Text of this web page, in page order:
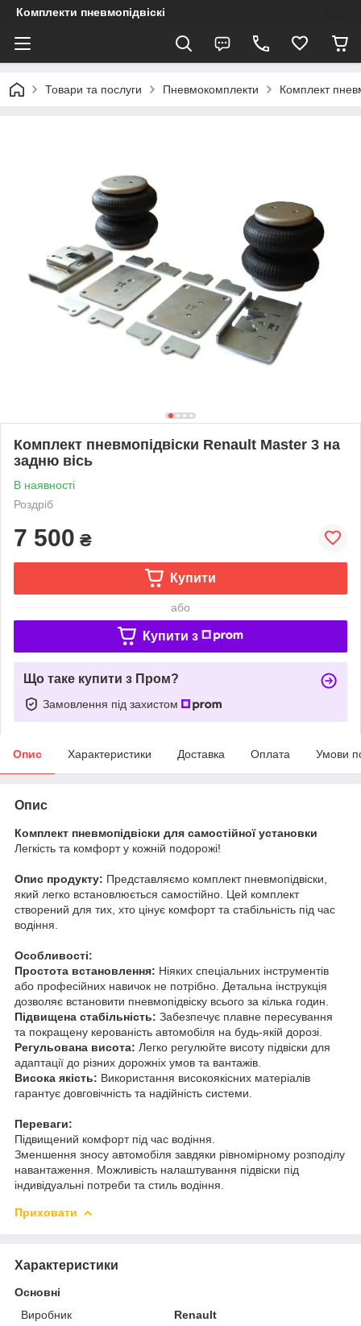
Комплекти пневмопідвіскі
Товари та послуги Пневмокомплекти Комплект
Комплект пневмопідвіски Renault Master 3 на
задню вісь
В наявності
Роздріб
7 500 ₴
Купити
або
Купити з
Що таке купити з Пром?
Замовлення під захистом
Опис Характеристики Доставка Оплата Умови
Опис
Комплект пневмопідвіски для самостійної установки
Легкість та комфорт у кожній подорожі!
Опис продукту: Представляємо комплект пневмопідвіски,
який легко встановлюється самостійно. Цей комплект
створений для тих, хто цінує комфорт та стабільність під час
водіння.
Особливості:
Простота встановлення: Ніяких спеціальних інструментів
або професійних навичок не потрібно. Детальна інструкція
дозволяє встановити пневмопідвіску всього за кілька годин.
Підвищена стабільність: Забезпечує плавне пересування
та покращену керованість автомобіля на будь-якій дорозі.
Регульована висота: Легко регулюйте висоту підвіски для
адаптації до різних дорожніх умов та вантажів.
Висока якість: Використання високоякісних матеріалів
гарантує довговічність та надійність системи.
Переваги:
Підвищений комфорт під час водіння.
Зменшення зносу автомобіля завдяки рівномірному розподілу
навантаження. Можливість налаштування підвіски під
індивідуальні потреби та стиль водіння.
Приховати
Характеристики
Основні
Виробник
Renault